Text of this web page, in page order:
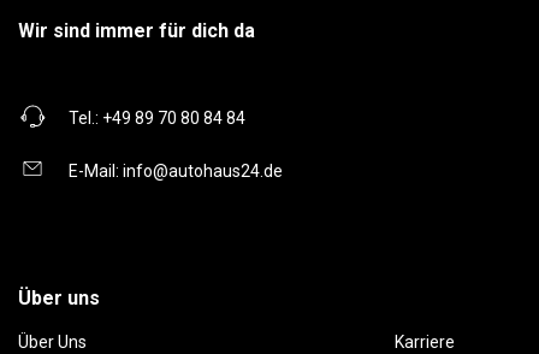
Wir sind immer für dich da
Tel.: +49 89 70 80 84 84
E-Mail: info@autohaus24.de
Über uns
Über Uns Karriere